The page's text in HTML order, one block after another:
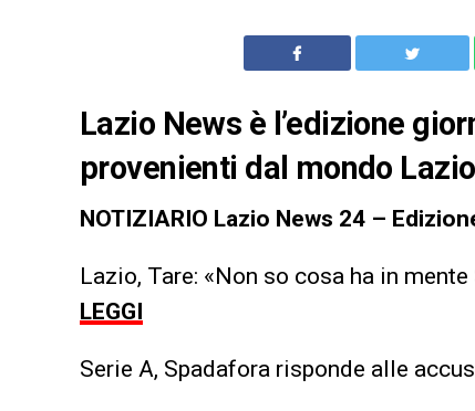
Lazio News è l’edizione
provenienti dal mondo
NOTIZIARIO Lazio News 24 –
Lazio, Tare: «Non so cosa ha in
LEGGI
Serie A, Spadafora risponde alle